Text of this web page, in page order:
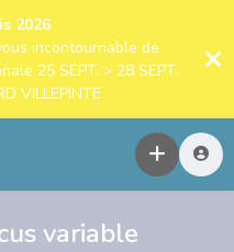
2026
incontournable de
25 SEPT. > 28 SEPT.
VILLEPINTE
variable